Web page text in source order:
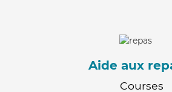
Aide aux
Courses